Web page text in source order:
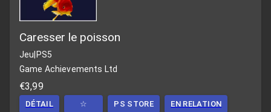
Caresser le poisson
Jeu|PS5
Game Achievements Ltd
€3,99
DÉTAIL ☆ PS STORE EN RELATION